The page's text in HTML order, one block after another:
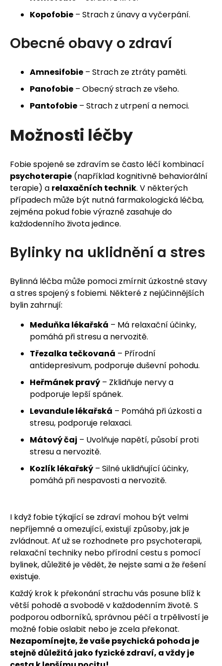
Kopofobie – Strach z únavy a vyčerpání.
Obecné obavy o zdraví
Amnesifobie – Strach ze ztráty paměti.
Panofobie – Obecný strach ze všeho.
Pantofobie – Strach z utrpení a nemoci.
Možnosti léčby
Fobie spojené se zdravím se často léčí kombinací
psychoterapie (například kognitivně behaviorální
terapie) a relaxačních technik. V některých
případech může být nutná farmakologická léčba,
zejména pokud fobie výrazně zasahuje do
každodenního života jedince.
Bylinky na uklidnění a stres
Bylinná léčba může pomoci zmírnit úzkostné stavy
a stres spojený s fobiemi. Některé z nejúčinnějších
bylin zahrnují:
Meduňka lékařská – Má relaxační účinky,
pomáhá při stresu a nervozitě.
Třezalka tečkovaná – Přírodní
antidepresivum, podporuje duševní pohodu.
Heřmánek pravý – Zklidňuje nervy a
podporuje lepší spánek.
Levandule lékařská – Pomáhá při úzkosti a
stresu, podporuje relaxaci.
Mátový čaj – Uvolňuje napětí, působí proti
stresu a nervozitě.
Kozlík lékařský – Silné uklidňující účinky,
pomáhá při nespavosti a nervozitě.
I když fobie týkající se zdraví mohou být velmi
nepříjemné a omezující, existují způsoby, jak je
zvládnout. Ať už se rozhodnete pro psychoterapii,
relaxační techniky nebo přírodní cestu s pomocí
bylinek, důležité je vědět, že nejste sami a že řešení
existuje.
Každý krok k překonání strachu vás posune blíž k
větší pohodě a svobodě v každodenním životě. S
podporou odborníků, správnou péčí a trpělivostí je
možné fobie oslabit nebo je zcela překonat.
Nezapomínejte, že vaše psychická pohoda je
stejně důležitá jako fyzické zdraví, a vždy je